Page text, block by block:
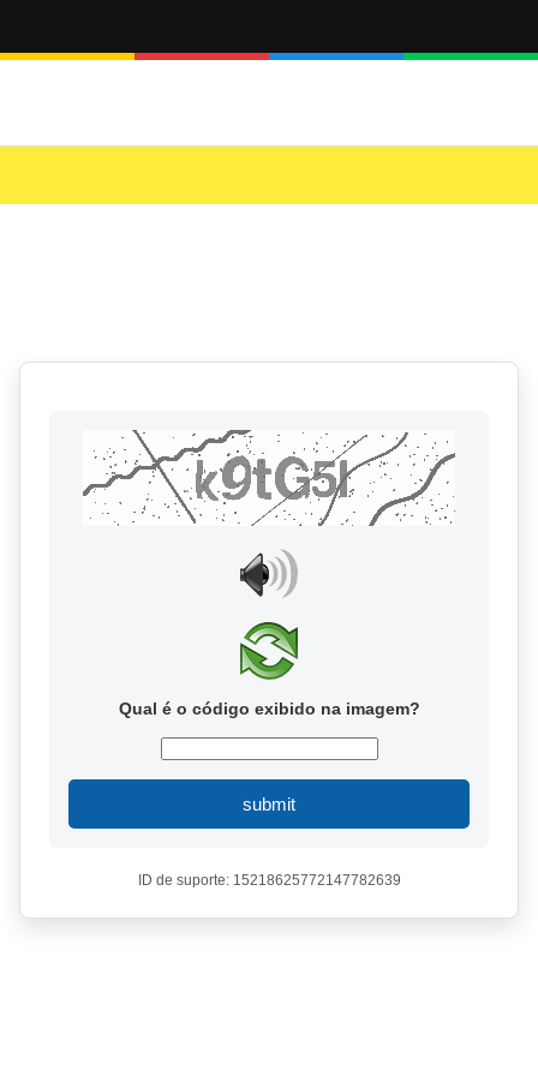
Qual é o código exibido na imagem?
submit
ID de suporte: 15218625772147782639